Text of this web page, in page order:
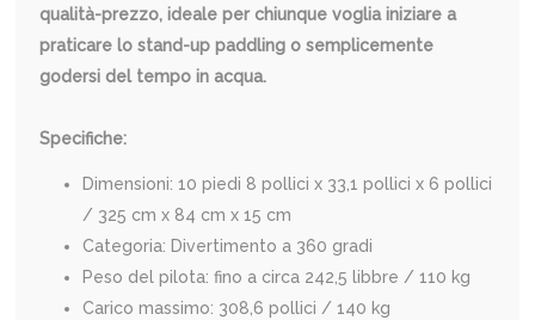
qualità-prezzo, ideale per chiunque voglia iniziare a
praticare lo stand-up paddling o semplicemente
godersi del tempo in acqua.
Specifiche:
Dimensioni: 10 piedi 8 pollici x 33,1 pollici x 6 pollici
/ 325 cm x 84 cm x 15 cm
Categoria: Divertimento a 360 gradi
Peso del pilota: fino a circa 242,5 libbre / 110 kg
Carico massimo: 308,6 pollici / 140 kg